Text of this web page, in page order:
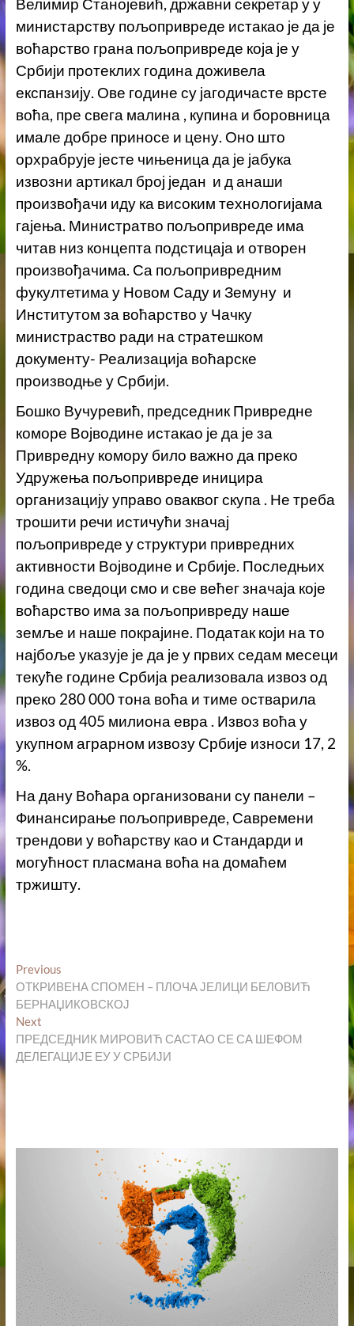
Велимир Станојевић, државни секретар у у
министарству пољопривреде истакао је да је
воћарство грана пољопривреде која је у
Србији протеклих година доживела
експанзију. Ове године су јагодичасте врсте
воћа, пре свега малина , купина и боровница
имале добре приносе и цену. Оно што
орхрабрује јесте чињеница да је јабука
извозни артикал број један и д анаши
произвођачи иду ка високим технологијама
гајења. Министратво пољопривреде има
читав низ концепта подстицаја и отворен
произвођачима. Са пољопривредним
фукултетима у Новом Саду и Земуну и
Институтом за воћарство у Чачку
министраство ради на стратешком
документу- Реализација воћарске
производње у Србији.
Бошко Вучуревић, председник Привредне
коморе Војводине истакао је да је за
Привредну комору било важно да преко
Удружења пољопривреде иницира
организацију управо оваквог скупа . Не треба
трошити речи истичући значај
пољопривреде у структури привредних
активности Војводине и Србије. Последњих
година сведоци смо и све већег значаја које
воћарство има за пољопривреду наше
земље и наше покрајине. Податак који на то
најбоље указује је да је у првих седам месеци
текуће године Србија реализовала извоз од
преко 280 000 тона воћа и тиме остварила
извоз од 405 милиона евра . Извоз воћа у
укупном аграрном извозу Србије износи 17, 2
%.
На дану Воћара организовани су панели –
Финансирање пољопривреде, Савремени
трендови у воћарству као и Стандарди и
могућност пласмана воћа на домаћем
тржишту.
Кретање
чланка
PreviousPrevious
post:
ОТКРИВЕНА СПОМЕН – ПЛОЧА ЈЕЛИЦИ БЕЛОВИЋ
БЕРНАЏИКОВСКОЈ
NextNext
post:
ПРЕДСЕДНИК МИРОВИЋ САСТАО СЕ СА ШЕФОМ
ДЕЛЕГАЦИЈЕ ЕУ У СРБИЈИ